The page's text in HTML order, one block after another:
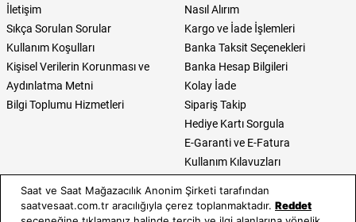
İletişim
Sıkça Sorulan Sorular
Kullanım Koşulları
Kişisel Verilerin Korunması ve
Aydınlatma Metni
Bilgi Toplumu Hizmetleri
Nasıl Alırım
Kargo ve İade İşlemleri
Banka Taksit Seçenekleri
Banka Hesap Bilgileri
Kolay İade
Sipariş Takip
Hediye Kartı Sorgula
E-Garanti ve E-Fatura
Kullanım Kılavuzları
Saat ve Saat Kategoriler
Saat ve Saat Mağazacılık Anonim Şirketi tarafından
saatvesaat.com.tr aracılığıyla çerez toplanmaktadır. Reddet